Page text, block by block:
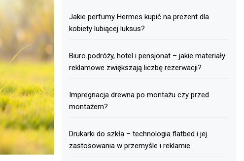
Jakie perfumy Hermes kupić na prezent dla
kobiety lubiącej luksus?
Biuro podróży, hotel i pensjonat – jakie materiały
reklamowe zwiększają liczbę rezerwacji?
Impregnacja drewna po montażu czy przed
montażem?
Drukarki do szkła – technologia flatbed i jej
zastosowania w przemyśle i reklamie